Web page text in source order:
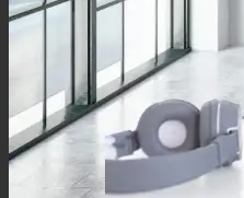
เข้าสู่ระบบตัวแทน